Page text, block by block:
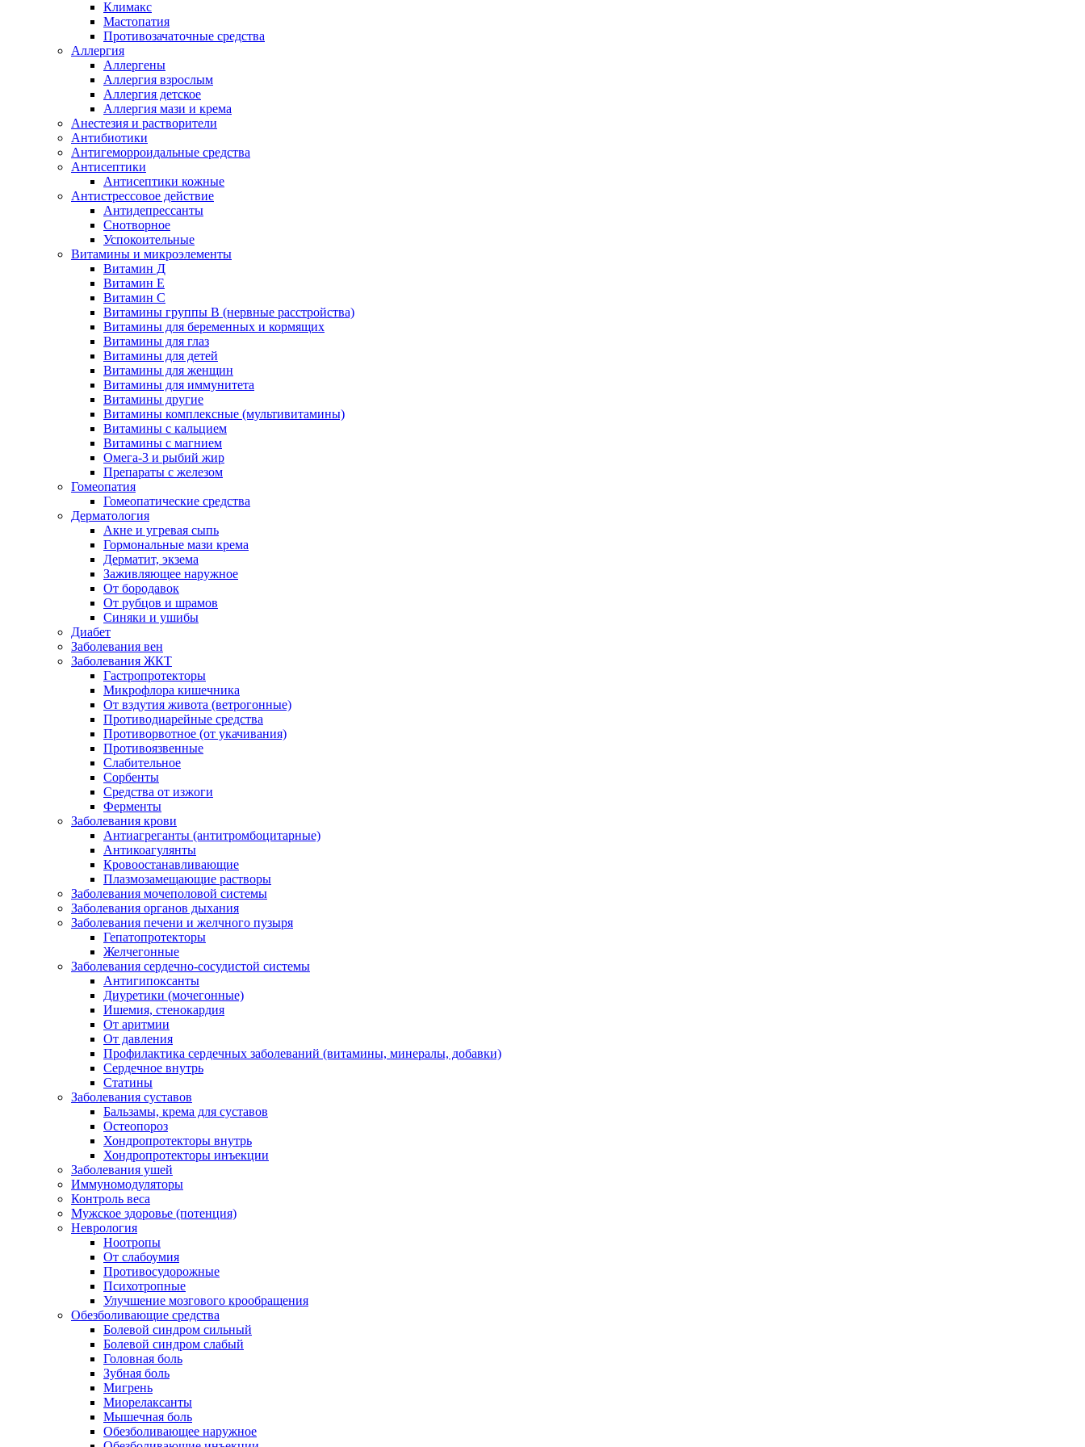
Климакс
Мастопатия
Противозачаточные средства
Аллергия
Аллергены
Аллергия взрослым
Аллергия детское
Аллергия мази и крема
Анестезия и растворители
Антибиотики
Антигеморроидальные средства
Антисептики
Антисептики кожные
Антистрессовое действие
Антидепрессанты
Снотворное
Успокоительные
Витамины и микроэлементы
Витамин Д
Витамин Е
Витамин С
Витамины группы В (нервные расстройства)
Витамины для беременных и кормящих
Витамины для глаз
Витамины для детей
Витамины для женщин
Витамины для иммунитета
Витамины другие
Витамины комплексные (мультивитамины)
Витамины с кальцием
Витамины с магнием
Омега-3 и рыбий жир
Препараты с железом
Гомеопатия
Гомеопатические средства
Дерматология
Акне и угревая сыпь
Гормональные мази крема
Дерматит, экзема
Заживляющее наружное
От бородавок
От рубцов и шрамов
Синяки и ушибы
Диабет
Заболевания вен
Заболевания ЖКТ
Гастропротекторы
Микрофлора кишечника
От вздутия живота (ветрогонные)
Противодиарейные средства
Противорвотное (от укачивания)
Противоязвенные
Слабительное
Сорбенты
Средства от изжоги
Ферменты
Заболевания крови
Антиагреганты (антитромбоцитарные)
Антикоагулянты
Кровоостанавливающие
Плазмозамещающие растворы
Заболевания мочеполовой системы
Заболевания органов дыхания
Заболевания печени и желчного пузыря
Гепатопротекторы
Желчегонные
Заболевания сердечно-сосудистой системы
Антигипоксанты
Диуретики (мочегонные)
Ишемия, стенокардия
От аритмии
От давления
Профилактика сердечных заболеваний (витамины, минералы, добавки)
Сердечное внутрь
Статины
Заболевания суставов
Бальзамы, крема для суставов
Остеопороз
Хондропротекторы внутрь
Хондропротекторы инъекции
Заболевания ушей
Иммуномодуляторы
Контроль веса
Мужское здоровье (потенция)
Неврология
Ноотропы
От слабоумия
Противосудорожные
Психотропные
Улучшение мозгового крообращения
Обезболивающие средства
Болевой синдром сильный
Болевой синдром слабый
Головная боль
Зубная боль
Мигрень
Миорелаксанты
Мышечная боль
Обезболивающее наружное